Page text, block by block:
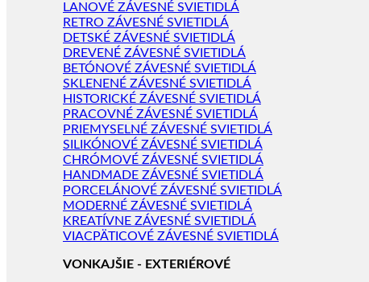
LANOVÉ ZÁVESNÉ SVIETIDLÁ
RETRO ZÁVESNÉ SVIETIDLÁ
DETSKÉ ZÁVESNÉ SVIETIDLÁ
DREVENÉ ZÁVESNÉ SVIETIDLÁ
BETÓNOVÉ ZÁVESNÉ SVIETIDLÁ
SKLENENÉ ZÁVESNÉ SVIETIDLÁ
HISTORICKÉ ZÁVESNÉ SVIETIDLÁ
PRACOVNÉ ZÁVESNÉ SVIETIDLÁ
PRIEMYSELNÉ ZÁVESNÉ SVIETIDLÁ
SILIKÓNOVÉ ZÁVESNÉ SVIETIDLÁ
CHRÓMOVÉ ZÁVESNÉ SVIETIDLÁ
HANDMADE ZÁVESNÉ SVIETIDLÁ
PORCELÁNOVÉ ZÁVESNÉ SVIETIDLÁ
MODERNÉ ZÁVESNÉ SVIETIDLÁ
KREATÍVNE ZÁVESNÉ SVIETIDLÁ
VIACPÄTICOVÉ ZÁVESNÉ SVIETIDLÁ
VONKAJŠIE - EXTERIÉROVÉ